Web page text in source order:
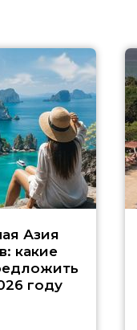
Азия
какие
году